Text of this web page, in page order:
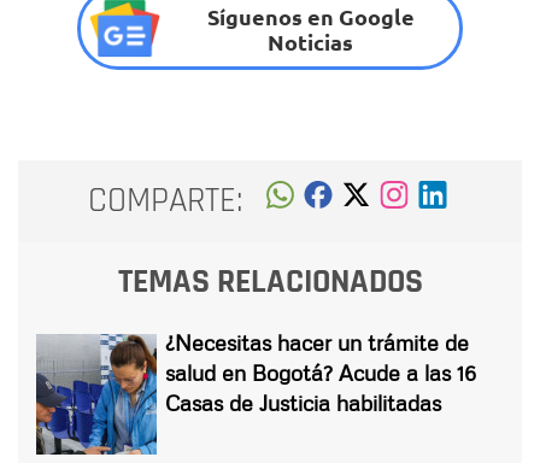
Síguenos en Google
Noticias
COMPARTE:
TEMAS RELACIONADOS
¿Necesitas hacer un trámite de
salud en Bogotá? Acude a las 16
Casas de Justicia habilitadas